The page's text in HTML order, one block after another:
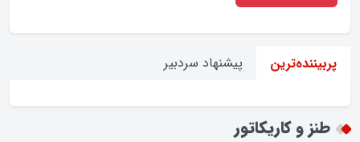
پربیننده‌ترین پیشنهاد سردبیر
طنز و کاریکاتور